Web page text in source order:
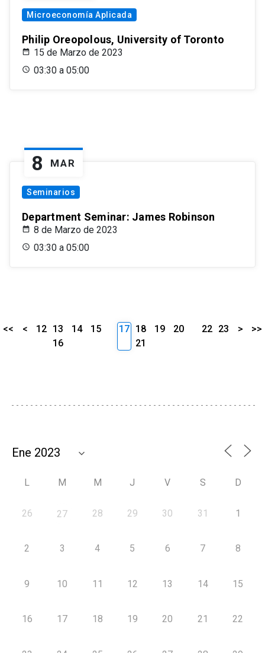
Microeconomía Aplicada
Philip Oreopolous, University of Toronto
15 de Marzo de 2023
03:30 a 05:00
8 MAR
Seminarios
Department Seminar: James Robinson
8 de Marzo de 2023
03:30 a 05:00
<< < 12 13 14
15
16
17 18 19
20
21
22 23 > >>
L M M J V S D
26 27 28 29 30 31 1
2 3 4 5 6 7 8
9 10 11 12 13 14 15
16 17 18 19 20 21 22